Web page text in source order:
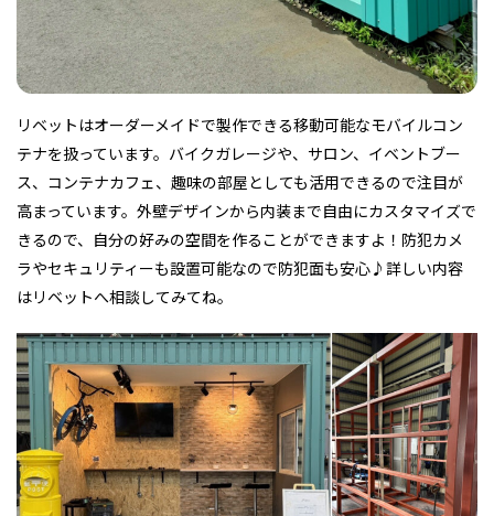
ランチ その他
その他
その他
その他
リベットはオーダーメイドで製作できる移動可能なモバイルコン
テナを扱っています。バイクガレージや、サロン、イベントブー
ス、コンテナカフェ、趣味の部屋としても活用できるので注目が
高まっています。外壁デザインから内装まで自由にカスタマイズで
きるので、自分の好みの空間を作ることができますよ！防犯カメ
ラやセキュリティーも設置可能なので防犯面も安心♪詳しい内容
はリベットへ相談してみてね。